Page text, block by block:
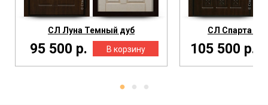
СЛ Луна Темный дуб
95 500 р.
СЛ Спарта
105 500 р.